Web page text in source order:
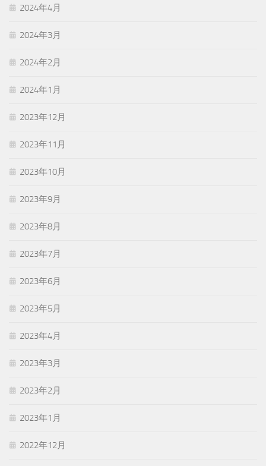
2024年4月
2024年3月
2024年2月
2024年1月
2023年12月
2023年11月
2023年10月
2023年9月
2023年8月
2023年7月
2023年6月
2023年5月
2023年4月
2023年3月
2023年2月
2023年1月
2022年12月